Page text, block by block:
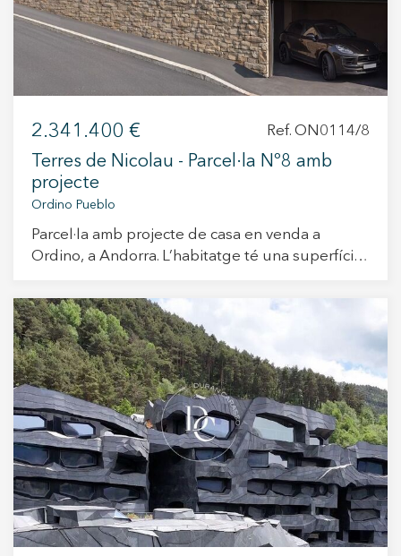
2.341.400 € Ref. ON0114/8
Terres de Nicolau - Parcel·la Nº8 amb
projecte
Ordino Pueblo
Parcel·la amb projecte de casa en venda a
Ordino, a Andorra. L’habitatge té una superfície
satisfer els gustos més exigents. Els seus espais
interiors han estat dissenyats per oferir el màxim
confort i funcionalitat, en un entorn natural
incomparable. A la planta soterrani hi trobem un
ampli garatge de 89 m², un traster i espais
tècnics. Des d’aquesta planta s’accedeix a la
planta baixa, amb una espectacular sala d’estar
amb menjador de 34 m² i una cuina moderna
integrada de 8 m². També compta amb un
dormitori doble, un despatx i un porxo de 53 m²
que connecta directament amb el jardí privat. A
la primera planta hi trobem el dormitori principal